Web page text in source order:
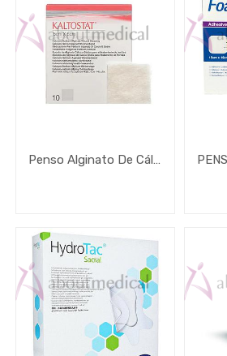
Penso Alginato De Cálcio E Sódio Kaltostat